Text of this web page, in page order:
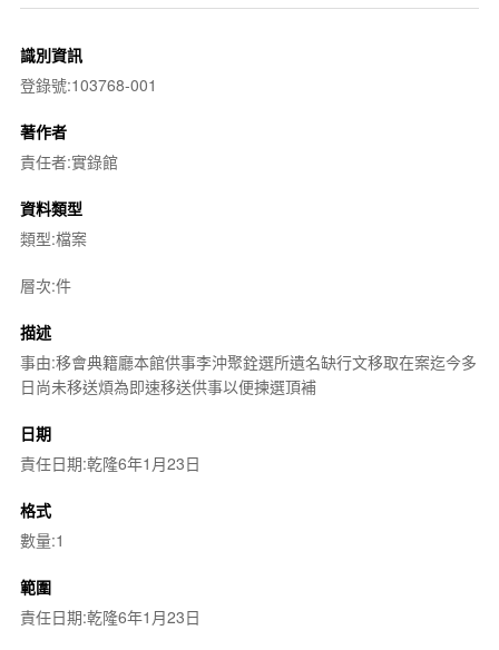
識別資訊
登錄號:103768-001
著作者
責任者:實錄館
資料類型
類型:檔案
層次:件
描述
事由:移會典籍廳本館供事李沖聚銓選所遺名缺行文移取在案迄今多
日尚未移送煩為即速移送供事以便揀選頂補
日期
責任日期:乾隆6年1月23日
格式
數量:1
範圍
責任日期:乾隆6年1月23日